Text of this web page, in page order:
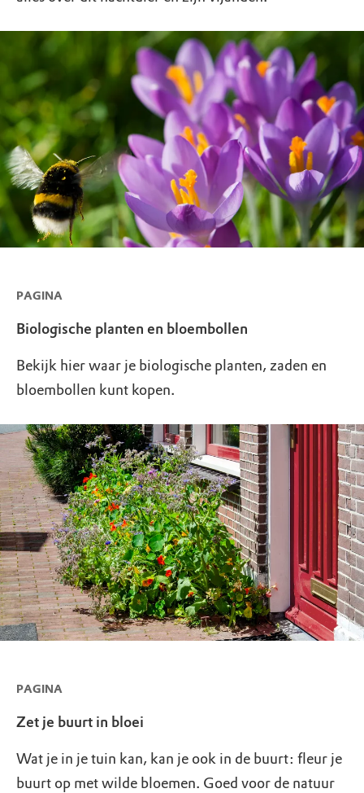
PAGINA
Biologische planten en bloembollen
Bekijk hier waar je biologische planten, zaden en
bloembollen kunt kopen.
PAGINA
Zet je buurt in bloei
Wat je in je tuin kan, kan je ook in de buurt: fleur je
buurt op met wilde bloemen. Goed voor de natuur